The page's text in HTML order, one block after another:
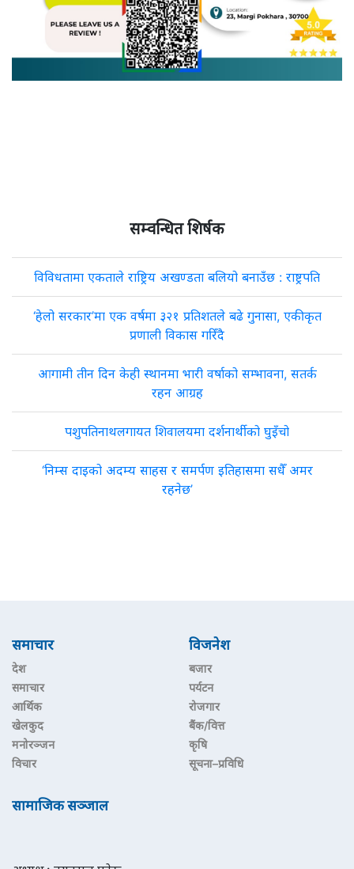
सम्वन्धित शिर्षक
विविधतामा एकताले राष्ट्रिय अखण्डता बलियो बनाउँछ : राष्ट्रपति
‘हेलो सरकार’मा एक वर्षमा ३२१ प्रतिशतले बढे गुनासा, एकीकृत
प्रणाली विकास गरिँदै
आगामी तीन दिन केही स्थानमा भारी वर्षाको सम्भावना, सतर्क
रहन आग्रह
पशुपतिनाथलगायत शिवालयमा दर्शनार्थीको घुइँचो
‘निम्स दाइको अदम्य साहस र समर्पण इतिहासमा सधैँ अमर
रहनेछ’
समाचार
देश
समाचार
आर्थिक
खेलकुद
मनोरञ्जन
विचार
विजनेश
बजार
पर्यटन
रोजगार
बैंक/वित्त
कृषि
सूचना–प्रविधि
सामाजिक सञ्जाल